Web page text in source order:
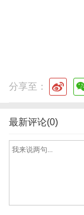
分享至：
最新评论(0)